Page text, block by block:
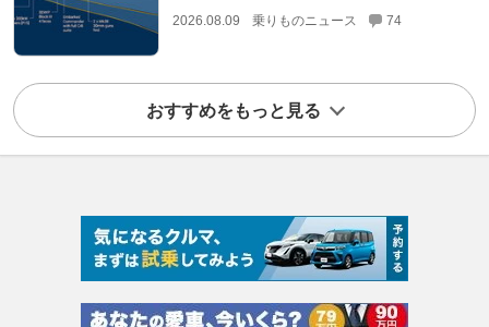
2026.08.09 乗りものニュース 74
おすすめをもっと見る